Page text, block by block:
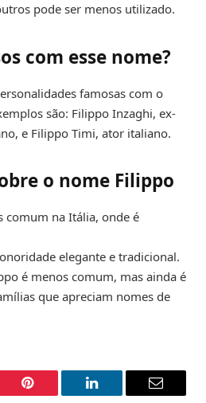
pode ser menos utilizado.
com esse nome?
famosas com o
são: Filippo Inzaghi, ex-
e Filippo Timi, ator italiano.
o nome Filippo
comum na Itália, onde é
elegante e tradicional.
é menos comum, mas ainda é
que apreciam nomes de
Pinterest LinkedIn Email